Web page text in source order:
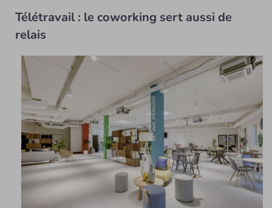
Télétravail : le coworking sert aussi de
relais